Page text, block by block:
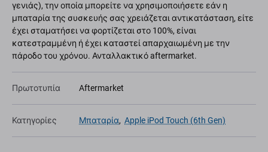
γενιάς), την οποία μπορείτε να χρησιμοποιήσετε εάν η
μπαταρία της συσκευής σας χρειάζεται αντικατάσταση, είτε
έχει σταματήσει να φορτίζεται στο 100%, είναι
κατεστραμμένη ή έχει καταστεί απαρχαιωμένη με την
πάροδο του χρόνου. Ανταλλακτικό aftermarket.
Πρωτοτυπία Aftermarket
Κατηγορίες Μπαταρία, Apple iPod Touch (6th Gen)